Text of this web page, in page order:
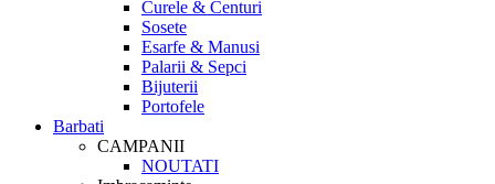
Curele & Centuri
Sosete
Esarfe & Manusi
Palarii & Sepci
Bijuterii
Portofele
Barbati
CAMPANII
NOUTATI